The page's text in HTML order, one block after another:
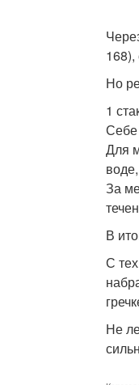
168),
Но
1
Себе
Для
За
В
С
Не